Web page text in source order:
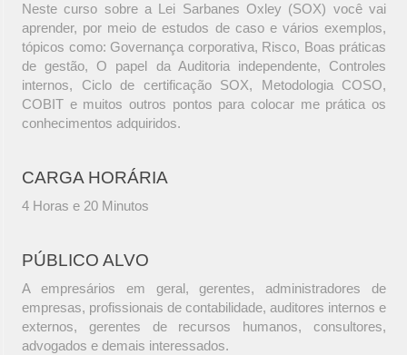
Neste curso sobre a Lei Sarbanes Oxley (SOX) você vai
aprender, por meio de estudos de caso e vários exemplos,
tópicos como: Governança corporativa, Risco, Boas práticas
de gestão, O papel da Auditoria independente, Controles
internos, Ciclo de certificação SOX, Metodologia COSO,
COBIT e muitos outros pontos para colocar me prática os
conhecimentos adquiridos.
CARGA HORÁRIA
4 Horas e 20 Minutos
PÚBLICO ALVO
A empresários em geral, gerentes, administradores de
empresas, profissionais de contabilidade, auditores internos e
externos, gerentes de recursos humanos, consultores,
advogados e demais interessados.